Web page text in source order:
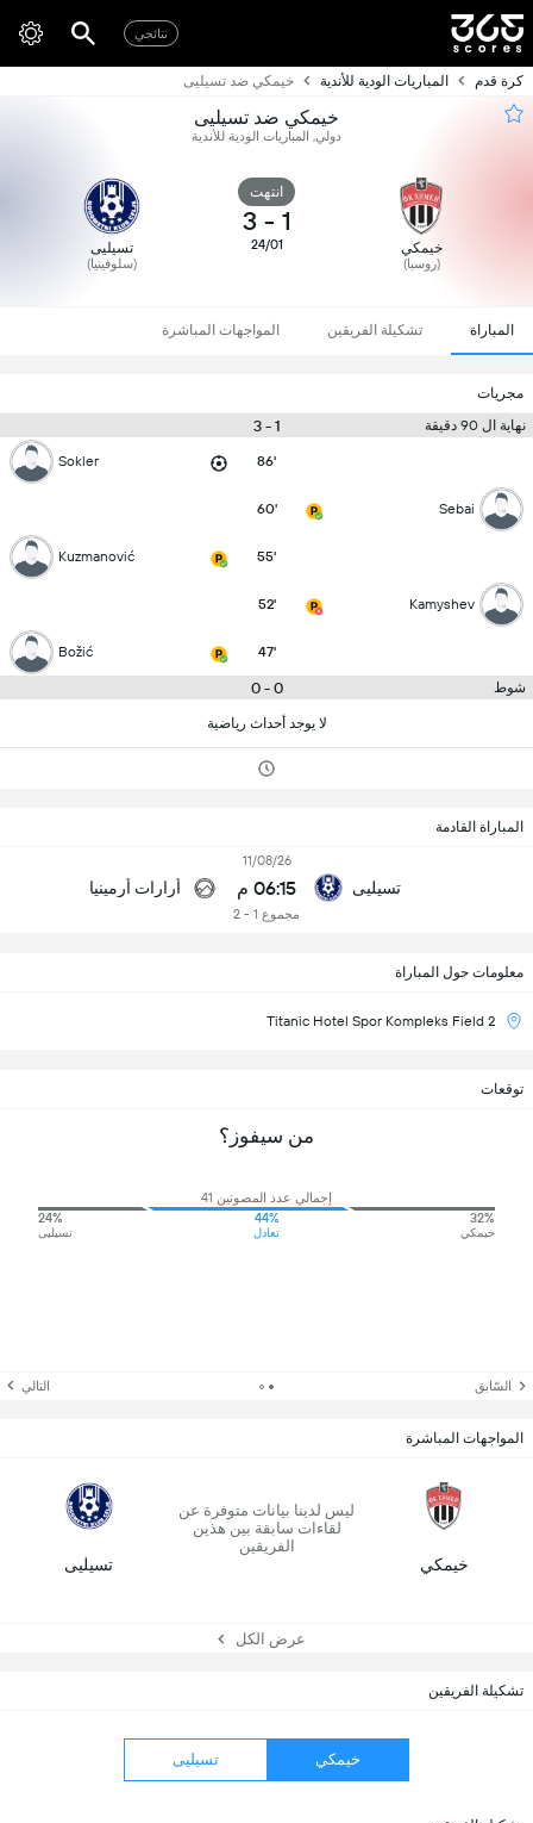
نتائجي
كرة قدم المباريات الودية للأندية خيمكي ضد تسيليى
خيمكي ضد تسيليى
دولي, المباريات الودية للأندية
خيمكي
(روسيا)
انتهت
1
-
3
24/01 تسيليى
(سلوفينيا)
المباراة تشكيلة الفريقين المواجهات المباشرة
مجريات
نهاية ال 90 دقيقة
1 - 3
86'
Sokler
Sebai
60'
55'
Kuzmanović
Kamyshev
52'
47'
Božić
شوط 0 - 0
لا يوجد أحداث رياضية
المباراة القادمة
تسيليى
11/08/26
06:15 م
مجموع 1 - 2
أرارات أرمينيا
تشكيلة الفريقين
خيمكي تسيليى
معلومات حول المباراة
Titanic Hotel Spor Kompleks Field 2
توقعات
من سيفوز؟
إجمالي عدد المصوتين 41
32%
خيمكي
44%
تعادل
24%
تسيليى
السّابق التالي
المواجهات المباشرة
خيمكي
ليس لدينا بيانات متوفرة عن
لقاءات سابقة بين هذين
الفريقين
تسيليى
عرض الكل